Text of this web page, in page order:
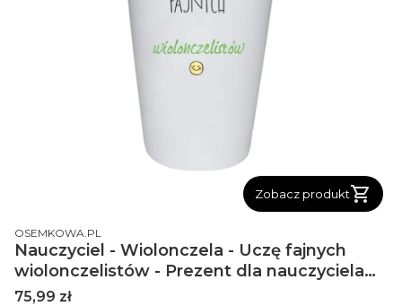
Zobacz produkt
PRODUCENT
OSEMKOWA.PL
Nauczyciel - Wiolonczela - Uczę fajnych
wiolonczelistów - Prezent dla nauczyciela
gry na wiolonczeli - Tumbler
Cena
75,99 zł